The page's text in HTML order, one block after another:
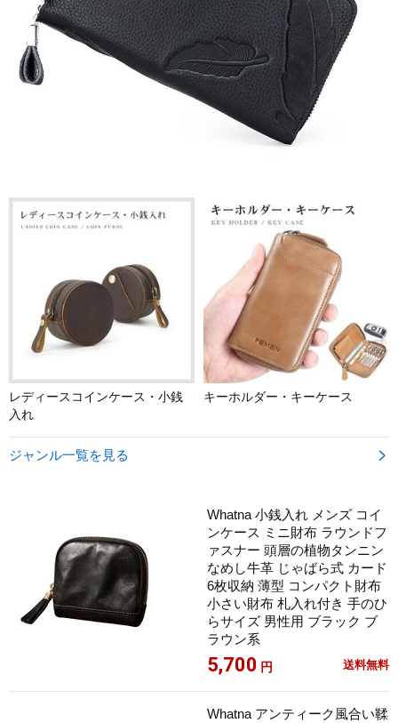
レディースコインケース・小銭
入れ
キーホルダー・キーケース
ジャンル一覧を見る 
Whatna 小銭入れ メンズ コイ
ンケース ミニ財布 ラウンドフ
ァスナー 頭層の植物タンニン
なめし牛革 じゃばら式 カード
6枚収納 薄型 コンパクト財布
小さい財布 札入れ付き 手のひ
らサイズ 男性用 ブラック ブ
ラウン系
5,700 円 送料無料
Whatna アンティーク風合い鞣